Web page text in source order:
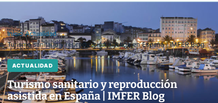
Inicio›Actualidad›
Turismo sanitario y reproducción asistida en España | IMFER Blog
ACTUALIDAD
Turismo sanitario y reproducción
asistida en España | IMFER Blog